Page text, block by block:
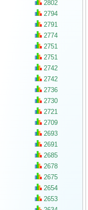
2802
2794
2791
2774
2751
2751
2742
2742
2736
2730
2721
2709
2693
2691
2685
2678
2675
2654
2653